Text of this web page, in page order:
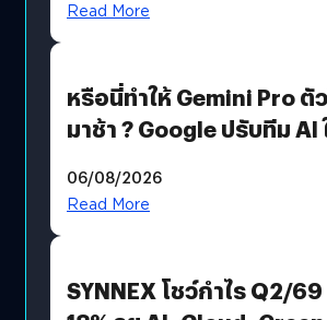
Read More
หรือนี่ทำให้ Gemini Pro ตั
มาช้า ? Google ปรับทีม AI
AGI
06/08/2026
Read More
SYNNEX โชว์กำไร Q2/69